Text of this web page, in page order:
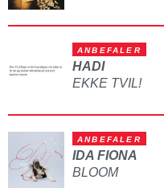
ANBEFALER
HADI
EKKE TVIL!
ANBEFALER
IDA FIONA
BLOOM